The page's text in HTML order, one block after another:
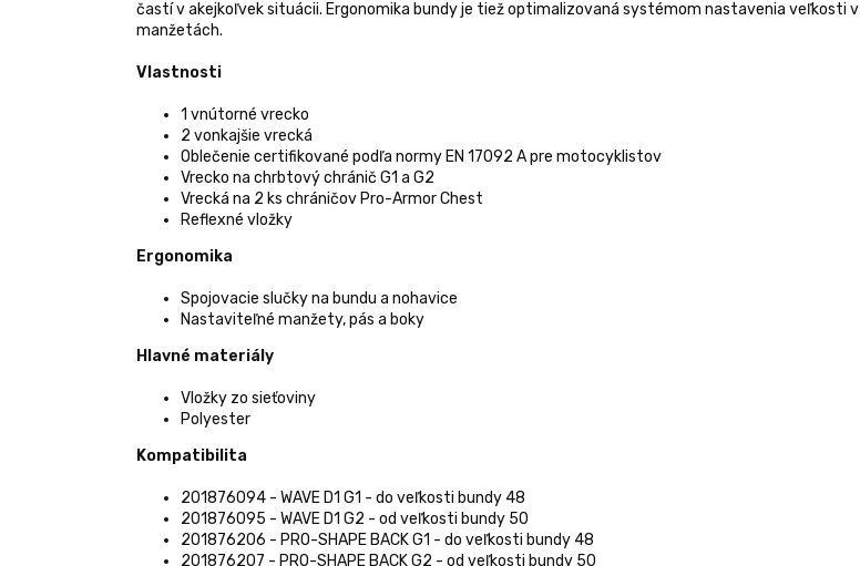
častí v akejkoľvek situácii. Ergonomika bundy je tiež optimalizovaná systémom nastavenia veľkosti v
manžetách.
Vlastnosti
1 vnútorné vrecko
2 vonkajšie vrecká
Oblečenie certifikované podľa normy EN 17092 A pre motocyklistov
Vrecko na chrbtový chránič G1 a G2
Vrecká na 2 ks chráničov Pro-Armor Chest
Reflexné vložky
Ergonomika
Spojovacie slučky na bundu a nohavice
Nastaviteľné manžety, pás a boky
Hlavné materiály
Vložky zo sieťoviny
Polyester
Kompatibilita
201876094 - WAVE D1 G1 - do veľkosti bundy 48
201876095 - WAVE D1 G2 - od veľkosti bundy 50
201876206 - PRO-SHAPE BACK G1 - do veľkosti bundy 48
201876207 - PRO-SHAPE BACK G2 - od veľkosti bundy 50